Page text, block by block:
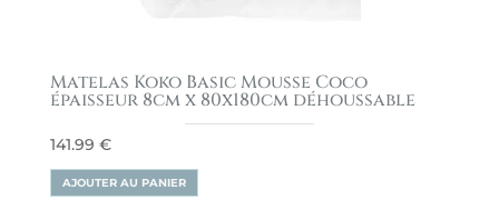
Matelas Koko Basic Mousse Coco
épaisseur 8cm x 80x180cm déhoussable
141.99 €
AJOUTER AU PANIER